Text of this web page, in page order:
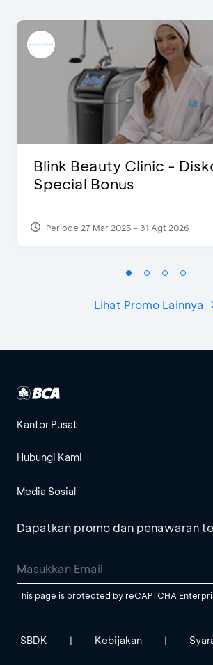
Blink Beauty Clinic -
Special Bonus
Periode 27 Mar 2025 - 31 Agt 2026
Lihat Promo Lainnya
Kantor Pusat
Hubungi Kami
Media Sosial
Dapatkan promo dan penawaran
This page is protected by reCAPTCHA
SBDK | Kebijakan |